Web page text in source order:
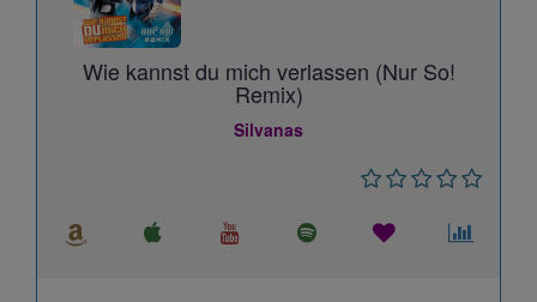
Wie kannst du mich verlassen (Nur So!
Remix)
Silvanas